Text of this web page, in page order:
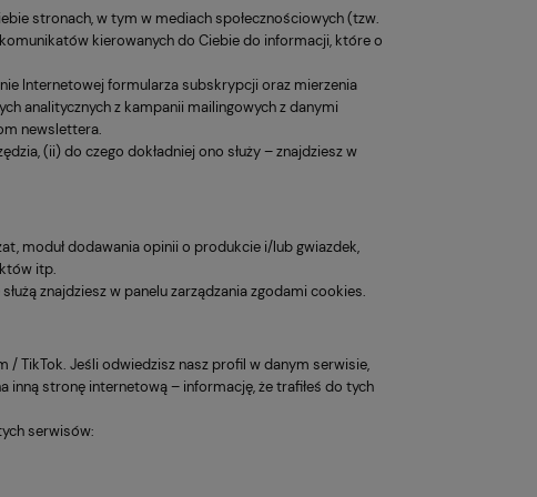
stronach, w tym w mediach społecznościowych (tzw.
kierowanych do Ciebie do informacji, które o
Internetowej formularza subskrypcji oraz mierzenia
analitycznych z kampanii mailingowych z danymi
newslettera.
(ii) do czego dokładniej ono służy – znajdziesz w
moduł dodawania opinii o produkcie i/lub gwiazdek,
itp.
znajdziesz w panelu zarządzania zgodami cookies.
TikTok. Jeśli odwiedzisz nasz profil w danym serwisie,
stronę internetową – informację, że trafiłeś do tych
serwisów: